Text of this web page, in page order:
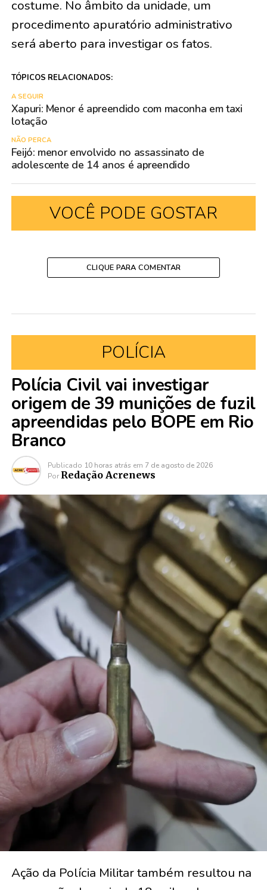
costume. No âmbito da unidade, um
procedimento apuratório administrativo
será aberto para investigar os fatos.
TÓPICOS RELACIONADOS:
A SEGUIR
Xapuri: Menor é apreendido com maconha em taxi
lotação
NÃO PERCA
Feijó: menor envolvido no assassinato de
adolescente de 14 anos é apreendido
VOCÊ PODE GOSTAR
CLIQUE PARA COMENTAR
POLÍCIA
Polícia Civil vai investigar
origem de 39 munições de fuzil
apreendidas pelo BOPE em Rio
Branco
Publicado 10 horas atrás em 7 de agosto de 2026
Por Redação Acrenews
Ação da Polícia Militar também resultou na